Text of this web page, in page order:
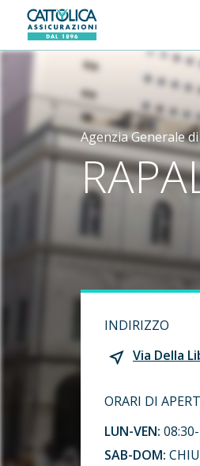
Generali logo
Agenzia Generale di
INDIRIZZO
Via Della
ORARI DI
LUN-VEN:
SAB-DOM: